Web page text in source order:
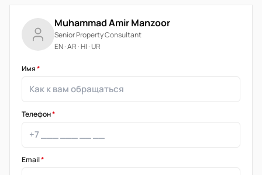
Muhammad Amir Manzoor
Senior Property Consultant
EN · AR · HI · UR
Имя*
Телефон*
Email*